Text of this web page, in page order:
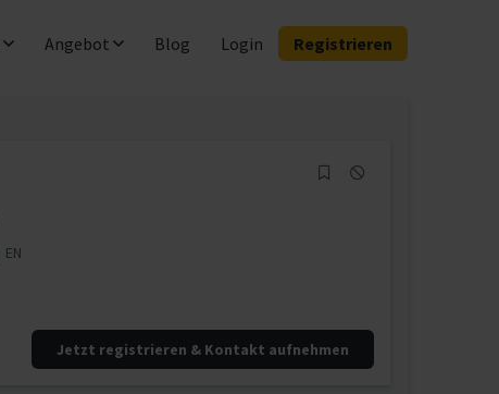
Angebot Blog Login Registrieren
EN
Jetzt registrieren & Kontakt aufnehmen